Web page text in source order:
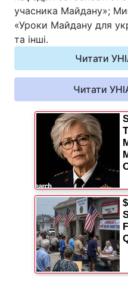
Спорт
Техно і зв'язок
Здоров'я
Цікавинки
Відео з Youtube
Інтерв'ю
Архів
Контакти
учасника Майдану»;
«Уроки Майдану для
та інші.
Читати
Читати